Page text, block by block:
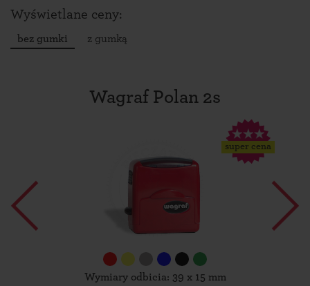
Wyświetlane ceny:
bez gumki z gumką
Wagraf Polan 2s
super cena
Wymiary odbicia: 39 x 15 mm